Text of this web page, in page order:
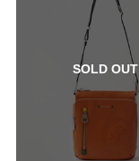
SOLD OUT